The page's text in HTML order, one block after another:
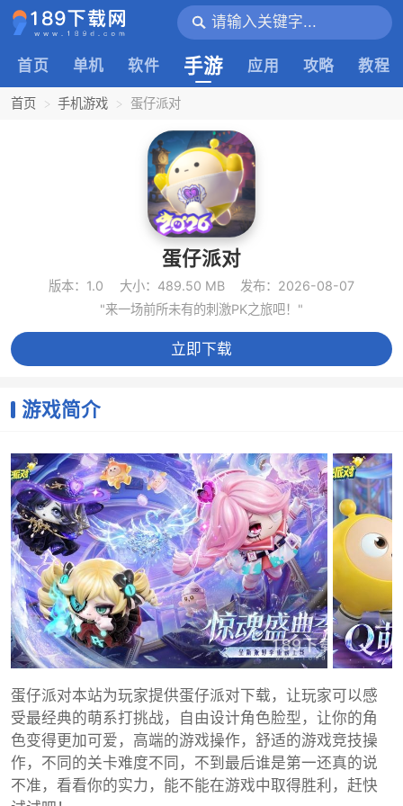
首页 单机 软件 手游 应用 攻略 教程
首页 手机游戏 蛋仔派对
蛋仔派对
版本：1.0 大小：489.50 MB
发布：2026-08-07
"来一场前所未有的刺激PK之旅吧！"
立即下载
游戏简介
蛋仔派对本站为玩家提供蛋仔派对下载，让玩家可以感
受最经典的萌系打挑战，自由设计角色脸型，让你的角
色变得更加可爱，高端的游戏操作，舒适的游戏竞技操
作，不同的关卡难度不同，不到最后谁是第一还真的说
不准，看看你的实力，能不能在游戏中取得胜利，赶快